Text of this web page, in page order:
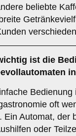
beliebte
ist die
oft
Ein Automat, der
oder